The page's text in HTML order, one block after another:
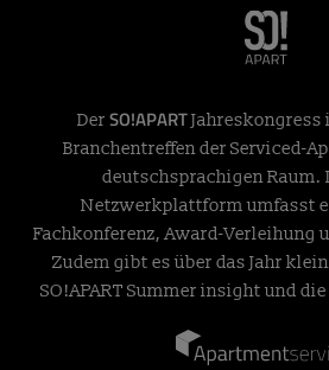
Der SO!APARTJahreskongress
Branchentreffen der Serviced-
deutschsprachigen Raum.
Netzwerkplattform umfasst
Fachkonferenz, Award-Verleihung
Zudem gibt es über das Jahr
SO!APART Summer insight und die